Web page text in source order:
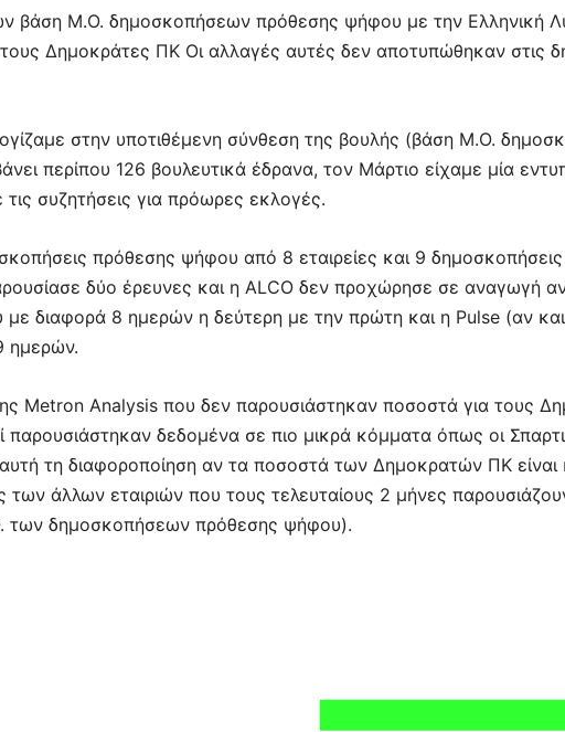
βάση Μ.Ο. δημοσκοπήσεων πρόθεσης ψήφου με την Ελληνική
Δημοκράτες ΠΚ Οι αλλαγές αυτές δεν αποτυπώθηκαν στις
στην υποτιθέμενη σύνθεση της βουλής (βάση Μ.Ο.
περίπου 126 βουλευτικά έδρανα, τον Μάρτιο είχαμε μία
συζητήσεις για πρόωρες εκλογές.
πρόθεσης ψήφου από 8 εταιρείες και 9
δύο έρευνες και η ALCO δεν προχώρησε σε αναγωγή
διαφορά 8 ημερών η δεύτερη με την πρώτη και η Pulse (αν και
ημερών.
Metron Analysis που δεν παρουσιάστηκαν ποσοστά για τους
παρουσιάστηκαν δεδομένα σε πιο μικρά κόμματα όπως οι
τη διαφοροποίηση αν τα ποσοστά των Δημοκρατών ΠΚ
των άλλων εταιριών που τους τελευταίους 2 μήνες
των δημοσκοπήσεων πρόθεσης ψήφου).